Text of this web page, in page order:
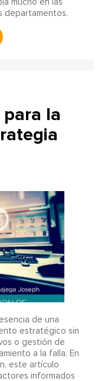
mucho en las
departamentos.
la
de una
estratégico sin
o gestión de
a la falla. En
este artículo
informados